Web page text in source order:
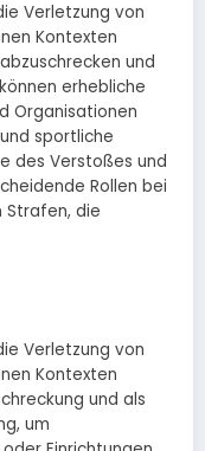
Verletzung von
Kontexten
und
erhebliche
Organisationen
sportliche
des Verstoßes und
Rollen bei
Strafen, die
Verletzung von
Kontexten
und als
um